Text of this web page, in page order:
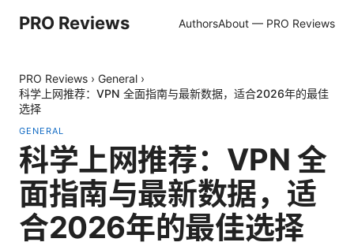
PRO Reviews AuthorsAbout — PRO Reviews
PRO Reviews › General ›
科学上网推荐：VPN 全面指南与最新数据，适合2026年的最佳
选择
GENERAL
科学上网推荐：VPN 全
面指南与最新数据，适
合2026年的最佳选择